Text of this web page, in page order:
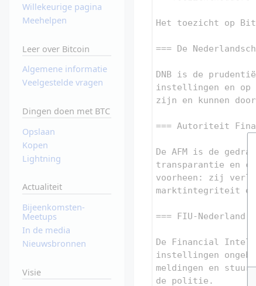
Willekeurige pagina
Meehelpen
Leer over Bitcoin
Algemene informatie
Veelgestelde vragen
Dingen doen met BTC
Opslaan
Kopen
Lightning
Actualiteit
Bijeenkomsten-
Meetups
In de media
Nieuwsbronnen
Visie